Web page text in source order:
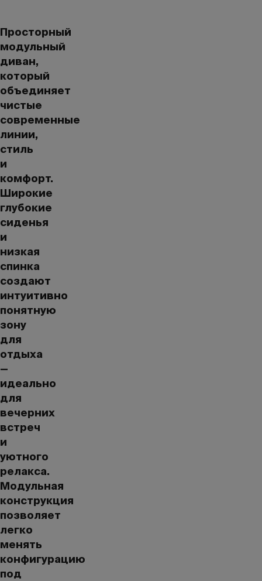
Просторный
модульный
диван,
который
объединяет
чистые
современные
линии,
стиль
и
комфорт.
Широкие
глубокие
сиденья
и
низкая
спинка
создают
интуитивно
понятную
зону
для
отдыха
—
идеально
для
вечерних
встреч
и
уютного
релакса.
Модульная
конструкция
позволяет
легко
менять
конфигурацию
под